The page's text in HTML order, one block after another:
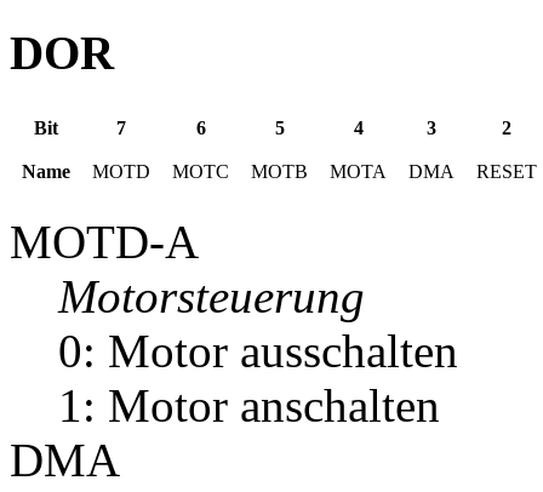
DOR
Bit 7 6 5 4 3 2
Name MOTD MOTC MOTB MOTA DMA RESET
MOTD-A
Motorsteuerung
0: Motor ausschalten
1: Motor anschalten
DMA